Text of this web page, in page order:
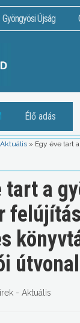
Gyöngyösi Újság
Élő adás
» Egy éve tart
tart a
- Aktuális